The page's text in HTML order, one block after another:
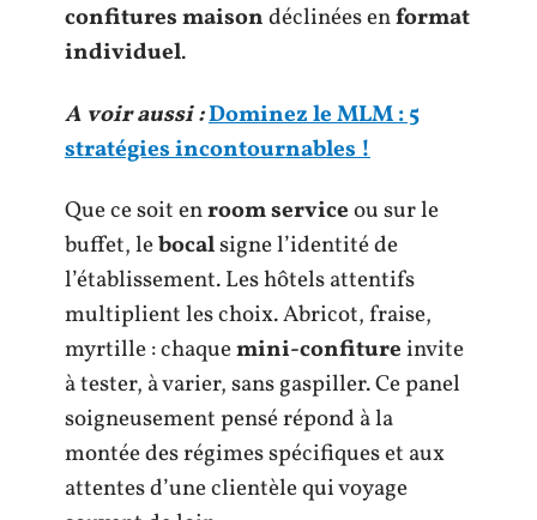
confitures maisondéclinées enformat
individuel.
A voir aussi :Dominez le MLM : 5
stratégies incontournables !
Que ce soit enroom serviceou sur le
buffet, lebocalsigne l’identité de
l’établissement. Les hôtels attentifs
multiplient les choix. Abricot, fraise,
myrtille : chaquemini-confitureinvite
à tester, à varier, sans gaspiller. Ce panel
soigneusement pensé répond à la
montée des régimes spécifiques et aux
attentes d’une clientèle qui voyage